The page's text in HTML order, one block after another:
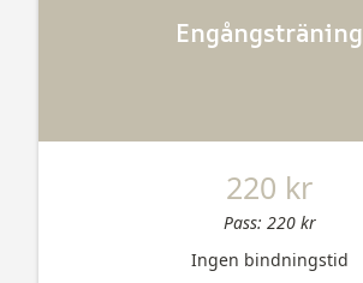
Engångsträning
220 kr
Pass: 220 kr
Ingen bindningstid